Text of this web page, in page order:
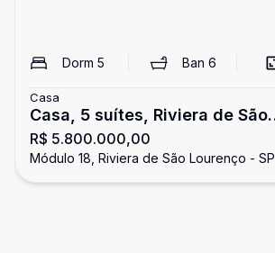
Dorm 5 Ban 6
Casa
Casa, 5 suítes, Riviera de São
Lourenço
R$ 5.800.000,00
Módulo 18, Riviera de São Lourenço - SP